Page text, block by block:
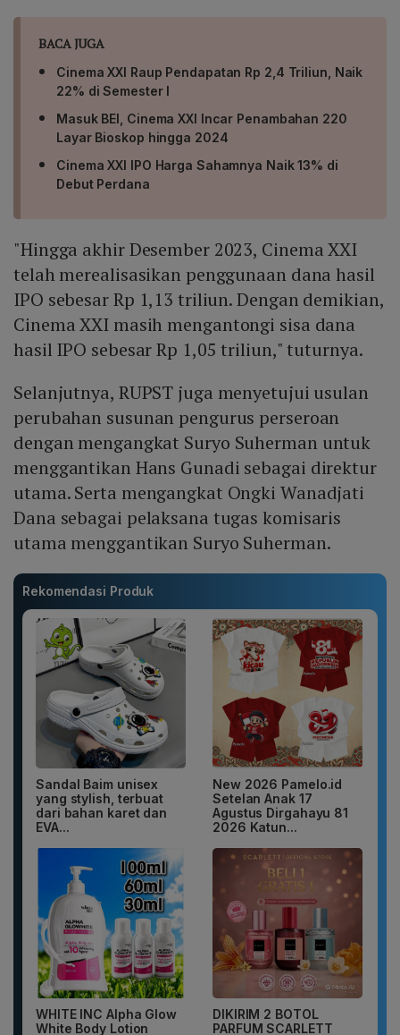
BACA JUGA
Cinema XXI Raup Pendapatan Rp 2,4 Triliun, Naik
22% di Semester I
Masuk BEI, Cinema XXI Incar Penambahan 220
Layar Bioskop hingga 2024
Cinema XXI IPO Harga Sahamnya Naik 13% di
Debut Perdana
"Hingga akhir Desember 2023, Cinema XXI
telah merealisasikan penggunaan dana hasil
IPO sebesar Rp 1,13 triliun. Dengan demikian,
Cinema XXI masih mengantongi sisa dana
hasil IPO sebesar Rp 1,05 triliun," tuturnya.
Selanjutnya, RUPST juga menyetujui usulan
perubahan susunan pengurus perseroan
dengan mengangkat Suryo Suherman untuk
menggantikan Hans Gunadi sebagai direktur
utama. Serta mengangkat Ongki Wanadjati
Dana sebagai pelaksana tugas komisaris
utama menggantikan Suryo Suherman.
Rekomendasi Produk
Sandal Baim unisex
yang stylish, terbuat
dari bahan karet dan
EVA...
New 2026 Pamelo.id
Setelan Anak 17
Agustus Dirgahayu 81
2026 Katun...
WHITE INC Alpha Glow
White Body Lotion
DIKIRIM 2 BOTOL
PARFUM SCARLETT